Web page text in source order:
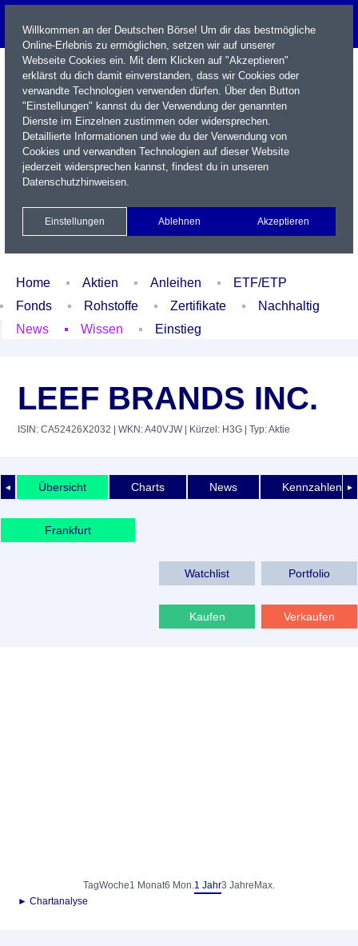
Name / WKN / ISIN / Kürzel
Xetra Realtime
Watchlist Portfolio Login
Home Aktien Anleihen
ETF/ETP
Fonds
Rohstoffe Zertifikate
Nachhaltig
News
Wissen Einstieg
LEEF BRANDS INC.
ISIN: CA52426X2032 | WKN: A40VJW| Kürzel: H3G | Typ: Aktie
◄ ►
Übersicht Charts News Kennzahlen
Frankfurt
Watchlist Portfolio
Kaufen Verkaufen
TagWoche1 Monat6 Mon.1 Jahr3 Jahre Max.
► Chartanalyse
Willkommen an der Deutschen Börse! Um dir das bestmögliche
Online-Erlebnis zu ermöglichen, setzen wir auf unserer
Webseite Cookies ein. Mit dem Klicken auf "Akzeptieren"
erklärst du dich damit einverstanden, dass wir Cookies oder
verwandte Technologien verwenden dürfen. Über den Button
"Einstellungen" kannst du der Verwendung der genannten
Dienste im Einzelnen zustimmen oder widersprechen.
Detaillierte Informationen und wie du der Verwendung von
Cookies und verwandten Technologien auf dieser Website
jederzeit widersprechen kannst, findest du in unseren
Datenschutzhinweisen.
Einstellungen Ablehnen Akzeptieren